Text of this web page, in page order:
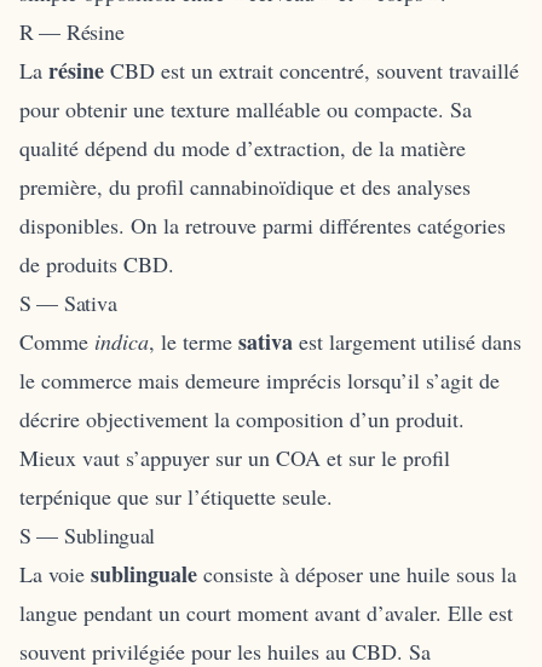
R — Résine
La résine CBD est un extrait concentré, souvent travaillé
pour obtenir une texture malléable ou compacte. Sa
qualité dépend du mode d’extraction, de la matière
première, du profil cannabinoïdique et des analyses
disponibles. On la retrouve parmi différentes catégories
de produits CBD.
S — Sativa
Comme indica, le terme sativa est largement utilisé dans
le commerce mais demeure imprécis lorsqu’il s’agit de
décrire objectivement la composition d’un produit.
Mieux vaut s’appuyer sur un COA et sur le profil
terpénique que sur l’étiquette seule.
S — Sublingual
La voie sublinguale consiste à déposer une huile sous la
langue pendant un court moment avant d’avaler. Elle est
souvent privilégiée pour les huiles au CBD. Sa